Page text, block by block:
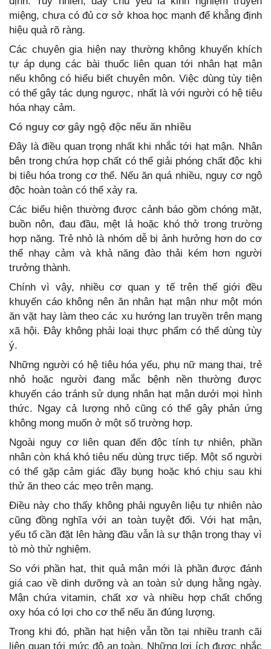
miệng, chưa có đủ cơ sở khoa học mạnh để khẳng định
hiệu quả rõ ràng.
Các chuyên gia hiện nay thường không khuyến khích
tự áp dụng các bài thuốc liên quan tới nhân hạt mận
nếu không có hiểu biết chuyên môn. Việc dùng tùy tiện
có thể gây tác dụng ngược, nhất là với người có hệ tiêu
hóa nhạy cảm.
Có nguy cơ gây ngộ độc nếu ăn nhiều
Đây là điều quan trọng nhất khi nhắc tới hạt mận. Nhân
bên trong chứa hợp chất có thể giải phóng chất độc khi
bị tiêu hóa trong cơ thể. Nếu ăn quá nhiều, nguy cơ ngộ
độc hoàn toàn có thể xảy ra.
Các biểu hiện thường được cảnh báo gồm chóng mặt,
buồn nôn, đau đầu, mệt lả hoặc khó thở trong trường
hợp nặng. Trẻ nhỏ là nhóm dễ bị ảnh hưởng hơn do cơ
thể nhạy cảm và khả năng đào thải kém hơn người
trưởng thành.
Chính vì vậy, nhiều cơ quan y tế trên thế giới đều
khuyến cáo không nên ăn nhân hạt mận như một món
ăn vặt hay làm theo các xu hướng lan truyền trên mạng
xã hội. Đây không phải loại thực phẩm có thể dùng tùy
ý.
Những người có hệ tiêu hóa yếu, phụ nữ mang thai, trẻ
nhỏ hoặc người đang mắc bệnh nền thường được
khuyến cáo tránh sử dụng nhân hạt mận dưới mọi hình
thức. Ngay cả lượng nhỏ cũng có thể gây phản ứng
không mong muốn ở một số trường hợp.
Ngoài nguy cơ liên quan đến độc tính tự nhiên, phần
nhân còn khá khó tiêu nếu dùng trực tiếp. Một số người
có thể gặp cảm giác đầy bụng hoặc khó chịu sau khi
thử ăn theo các mẹo trên mạng.
Điều này cho thấy không phải nguyên liệu tự nhiên nào
cũng đồng nghĩa với an toàn tuyệt đối. Với hạt mận,
yếu tố cần đặt lên hàng đầu vẫn là sự thận trọng thay vì
tò mò thử nghiệm.
So với phần hạt, thịt quả mận mới là phần được đánh
giá cao về dinh dưỡng và an toàn sử dụng hằng ngày.
Mận chứa vitamin, chất xơ và nhiều hợp chất chống
oxy hóa có lợi cho cơ thể nếu ăn đúng lượng.
Trong khi đó, phần hạt hiện vẫn tồn tại nhiều tranh cãi
liên quan tới mức độ an toàn. Những lợi ích được nhắc